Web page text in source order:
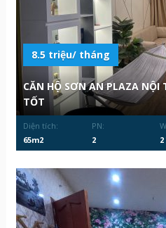
8.5 triệu/ tháng
CĂN HỘ SƠN AN PLAZA NỘI
TỐT
Diện tích:
65m2
PN:
2
2